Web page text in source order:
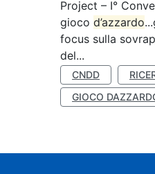
Project – I°
gioco d’azzardo
focus sulla
del...
CNDD
GIOCO